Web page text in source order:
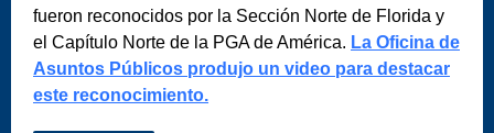
fueron reconocidos por la Sección Norte de Florida y
el Capítulo Norte de la PGA de América. La Oficina de
Asuntos Públicos produjo un video para destacar
este reconocimiento.